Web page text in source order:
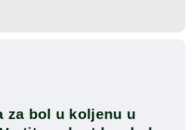
za bol u koljenu u